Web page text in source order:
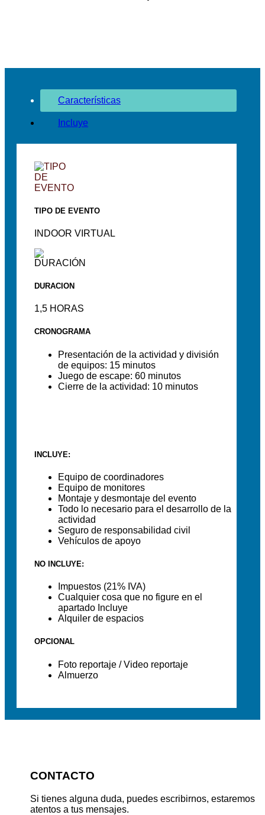
Características
Incluye
TIPO DE EVENTO
INDOOR VIRTUAL
DURACION
1,5 HORAS
CRONOGRAMA
Presentación de la actividad y división
de equipos: 15 minutos
Juego de escape: 60 minutos
Cierre de la actividad: 10 minutos
INCLUYE:
Equipo de coordinadores
Equipo de monitores
Montaje y desmontaje del evento
Todo lo necesario para el desarrollo de la
actividad
Seguro de responsabilidad civil
Vehículos de apoyo
NO INCLUYE:
Impuestos (21% IVA)
Cualquier cosa que no figure en el
apartado Incluye
Alquiler de espacios
OPCIONAL
Foto reportaje / Video reportaje
Almuerzo
CONTACTO
Si tienes alguna duda, puedes escribirnos, estaremos
atentos a tus mensajes.